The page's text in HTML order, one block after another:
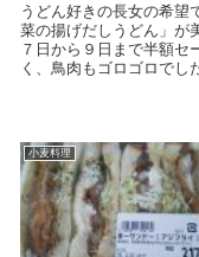
うどん好きの長女の希望
菜の揚げだしうどん」が
７日から９日まで半額セ
く、鳥肉もゴロゴロでし
小麦料理